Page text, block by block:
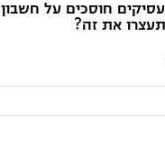
חוסכים על חשבון
את זה?